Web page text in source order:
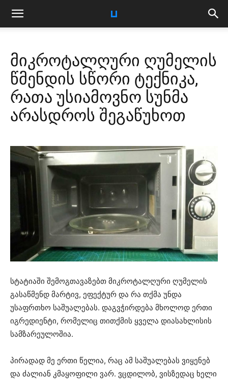
მიკროტალღური ღუმელის
წმენდის სწორი ტექნიკა,
რათა უსიამოვნო სუნმა
არასდროს შეგაწუხოთ
სტატიაში შემოგთავაზებთ მიკროტალღური ღუმელის
გასაწმენდ მარტივ, ეფექტურ და რა თქმა უნდა
უსაფრთხო საშუალებას. დაგვჭირდება მხოლოდ ერთი
იგრედიენტი, რომელიც თითქმის ყველა დიასახლისის
სამზარეულოშია.
პირადად მე ერთი წელია, რაც ამ საშუალებას ვიყენებ
და ძალიან კმაყოფილი ვარ. ვცდილობ, ვისზედაც ხელი